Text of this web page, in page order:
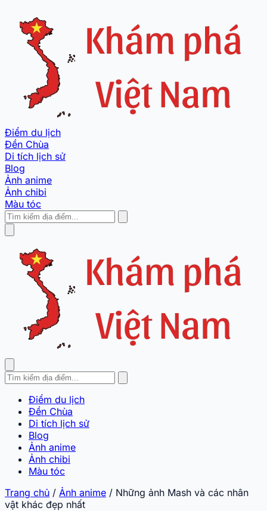
Điểm du lịch
Đền Chùa
Di tích lịch sử
Blog
Ảnh anime
Ảnh chibi
Màu tóc
Điểm du lịch
Đền Chùa
Di tích lịch sử
Blog
Ảnh anime
Ảnh chibi
Màu tóc
Trang chủ / Ảnh anime / Những ảnh Mash và các nhân
vật khác đẹp nhất